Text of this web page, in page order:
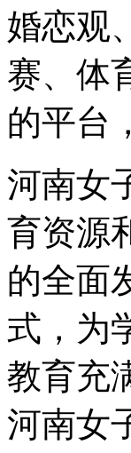
婚恋观
赛、体
的平台
河南女
育资源
的全面
式，为
教育充
河南女